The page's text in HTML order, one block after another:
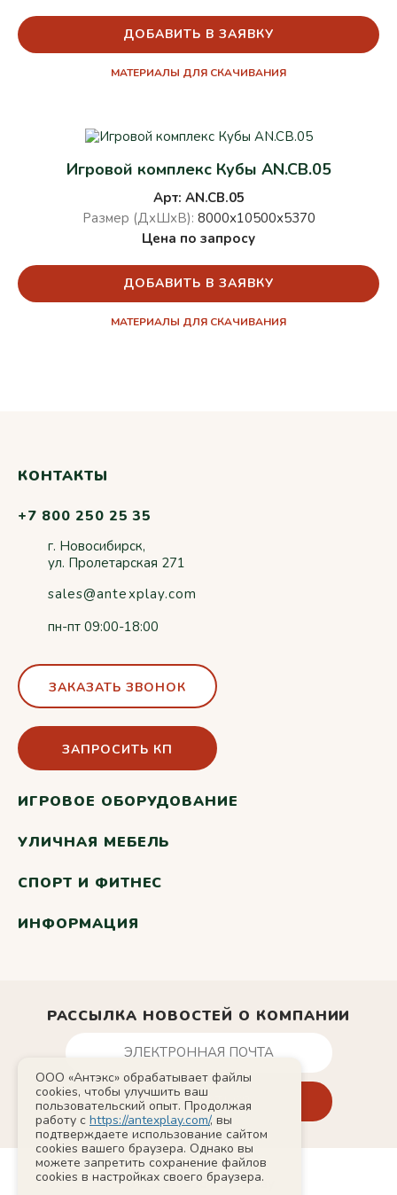
ООО «Антэкс» обрабатывает файлы
cookies, чтобы улучшить ваш
пользовательский опыт. Продолжая
работу с https://antexplay.com/, вы
подтверждаете использование сайтом
cookies вашего браузера. Однако вы
можете запретить сохранение файлов
cookies в настройках своего браузера.
ДОБАВИТЬ В ЗАЯВКУ
МАТЕРИАЛЫ ДЛЯ СКАЧИВАНИЯ
Игровой комплекс Кубы AN.CB.05
Арт: AN.CB.05
Размер (ДхШхВ): 8000х10500х5370
Цена по запросу
ДОБАВИТЬ В ЗАЯВКУ
МАТЕРИАЛЫ ДЛЯ СКАЧИВАНИЯ
КОНТАКТЫ
+7 800 250 25 35
г. Новосибирск,
ул. Пролетарская 271
sales@antexplay.com
пн-пт 09:00-18:00
ЗАКАЗАТЬ ЗВОНОК
ЗАПРОСИТЬ КП
ИГРОВОЕ ОБОРУДОВАНИЕ
УЛИЧНАЯ МЕБЕЛЬ
СПОРТ И ФИТНЕС
ИНФОРМАЦИЯ
РАССЫЛКА НОВОСТЕЙ О КОМПАНИИ
© 2011-2026 AntexPlay